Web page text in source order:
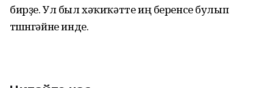
бирҙе. Ул был хәҡиҡәтте иң беренсе булып
төшөнгәйне инде.